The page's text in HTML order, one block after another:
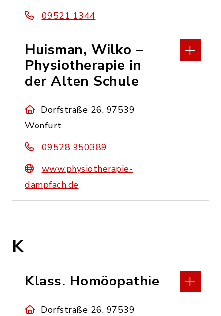
09521 1344
Huisman, Wilko –
Physiotherapie in
der Alten Schule
Dorfstraße 26, 97539
Wonfurt
09528 950389
www.physiotherapie-
dampfach.de
K
Klass. Homöopathie
Dorfstraße 26, 97539